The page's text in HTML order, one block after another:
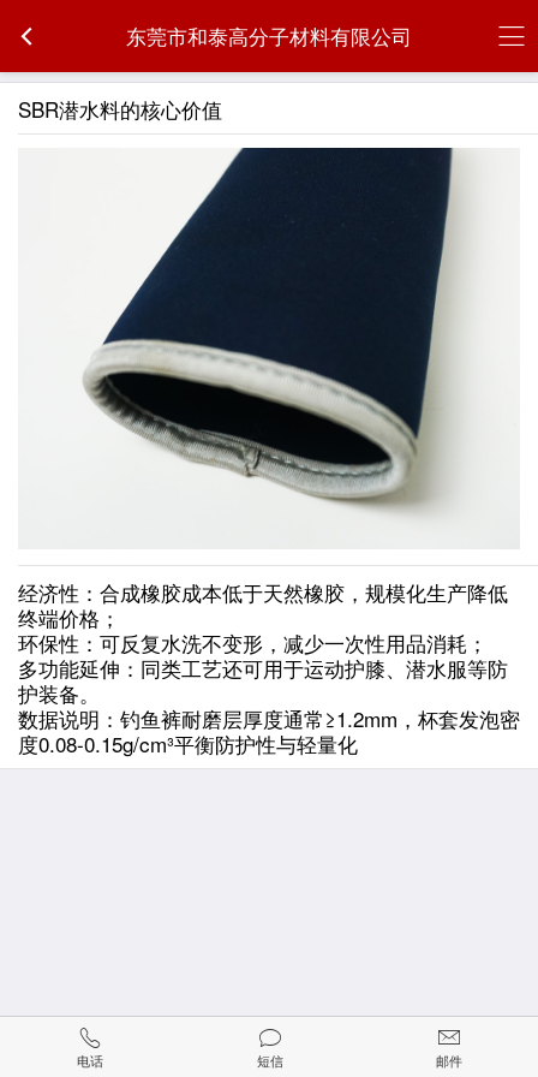
东莞市和泰高分子材料有限公司
SBR潜水料的核心价值
‌经济性‌：合成橡胶成本低于天然橡胶，规模化生产降低
终端价格；
‌环保性‌：可反复水洗不变形，减少一次性用品消耗；
‌多功能延伸‌：同类工艺还可用于运动护膝、潜水服等防
护装备。
数据说明：钓鱼裤耐磨层厚度通常≥1.2mm，杯套发泡密
度0.08-0.15g/cm³平衡防护性与轻量化
电话 短信 邮件